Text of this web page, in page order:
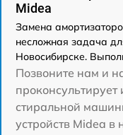
Midea
Замена
несложная задача
Новосибирске.
Позвоните нам и
проконсультирует
стиральной
устройств Midea